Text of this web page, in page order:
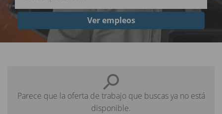
Ver empleos
Parece que la oferta de trabajo que buscas ya no está
disponible.